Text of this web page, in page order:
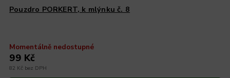
Pouzdro PORKERT, k mlýnku č. 8
Momentálně nedostupné
82 Kč bez DPH
99 Kč